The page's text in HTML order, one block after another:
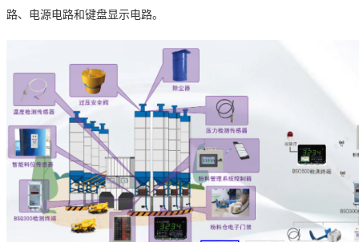
路、电源电路和键盘显示电路。